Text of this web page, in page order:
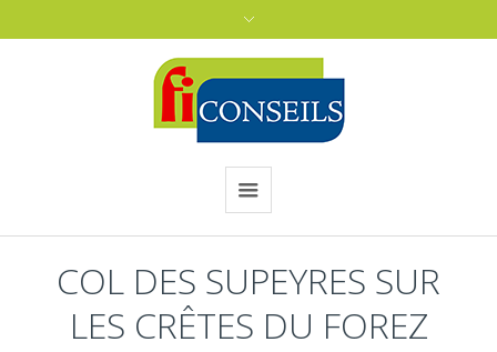
COL DES SUPEYRES SUR
LES CRÊTES DU FOREZ